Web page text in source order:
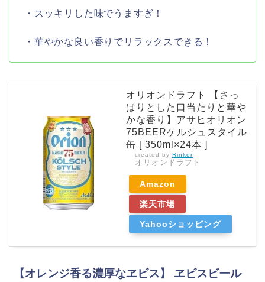
・スッキリした味でうますぎ！
・華やかな良い香りでリラックスできる！
オリオンドラフト 【さっ
ぱりとした口当たりと華や
かな香り】アサヒオリオン
75BEERケルシュスタイル
缶 [ 350ml×24本 ]
created by Rinker
オリオンドラフト
Amazon
楽天市場
Yahooショッピング
【オレンジ香る濃厚なヱビス】 ヱビスビール